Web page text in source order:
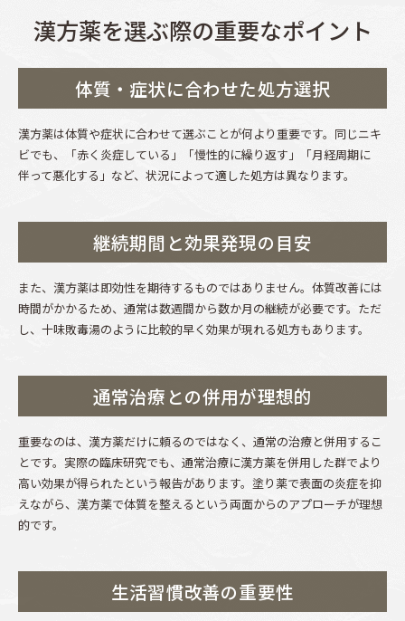
漢方薬を選ぶ際の重要なポイント
体質・症状に合わせた処方選択
漢方薬は体質や症状に合わせて選ぶことが何より重要です。同じニキ
ビでも、「赤く炎症している」「慢性的に繰り返す」「月経周期に
伴って悪化する」など、状況によって適した処方は異なります。
継続期間と効果発現の目安
また、漢方薬は即効性を期待するものではありません。体質改善には
時間がかかるため、通常は数週間から数か月の継続が必要です。ただ
し、十味敗毒湯のように比較的早く効果が現れる処方もあります。
通常治療との併用が理想的
重要なのは、漢方薬だけに頼るのではなく、通常の治療と併用するこ
とです。実際の臨床研究でも、通常治療に漢方薬を併用した群でより
高い効果が得られたという報告があります。塗り薬で表面の炎症を抑
えながら、漢方薬で体質を整えるという両面からのアプローチが理想
的です。
生活習慣改善の重要性